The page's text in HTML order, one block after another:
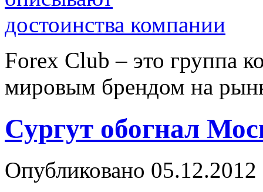
Forex Сlub – это группа
мировым брендом на
Сургут обогнал
Опубликовано